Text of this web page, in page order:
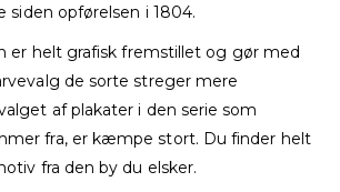
siden opførelsen i 1804.
er helt grafisk fremstillet og gør med
de sorte streger mere
af plakater i den serie som
fra, er kæmpe stort. Du finder helt
fra den by du elsker.